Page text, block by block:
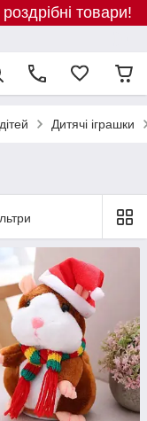
товари!
Дитячі іграшки